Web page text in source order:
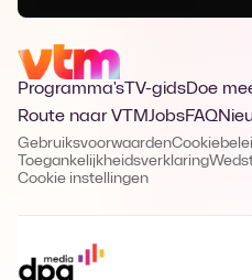
Programma's TV-gidsDoe
Route naar VTMJobsFAQ
Gebruiksvoorwaarden
Toegankelijkheidsverklaring
Cookie instellingen